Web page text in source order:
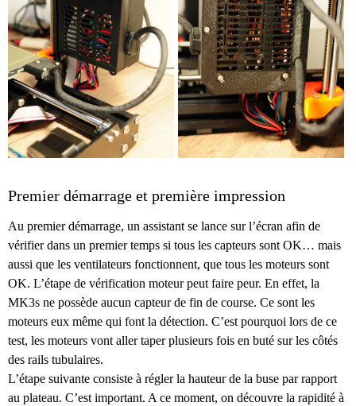
Premier démarrage et première impression
Au premier démarrage, un assistant se lance sur l’écran afin de
vérifier dans un premier temps si tous les capteurs sont OK… mais
aussi que les ventilateurs fonctionnent, que tous les moteurs sont
OK. L’étape de vérification moteur peut faire peur. En effet, la
MK3s ne possède aucun capteur de fin de course. Ce sont les
moteurs eux même qui font la détection. C’est pourquoi lors de ce
test, les moteurs vont aller taper plusieurs fois en buté sur les côtés
des rails tubulaires.
L’étape suivante consiste à régler la hauteur de la buse par rapport
au plateau. C’est important. A ce moment, on découvre la rapidité à